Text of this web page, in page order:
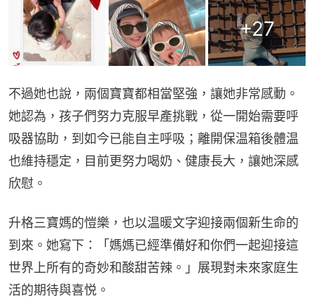
+27
不過她也說，兩個寶寶都相當堅強，讓她非常感動。
她認為，孩子們努力克服早產挑戰，從一開始需要呼
吸器協助，到如今已能自主呼吸；離開保温箱後體温
也維持穩定，目前更努力喝奶、健康長大，讓她深感
欣慰。
升格三寶媽的愷樂，也以温暖文字迎接兩個新生命的
到來。她寫下：「媽媽已經準備好和你們一起迎接這
世界上所有的奇妙和酸甜苦辣。」展現對未來家庭生
活的期待與喜悦。